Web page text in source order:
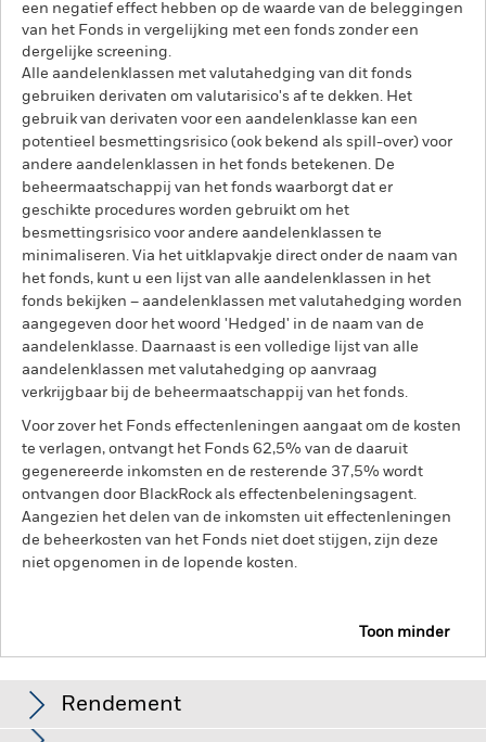
een negatief effect hebben op de waarde van de beleggingen
van het Fonds in vergelijking met een fonds zonder een
dergelijke screening.
Alle aandelenklassen met valutahedging van dit fonds
gebruiken derivaten om valutarisico's af te dekken. Het
gebruik van derivaten voor een aandelenklasse kan een
potentieel besmettingsrisico (ook bekend als spill-over) voor
andere aandelenklassen in het fonds betekenen. De
beheermaatschappij van het fonds waarborgt dat er
geschikte procedures worden gebruikt om het
besmettingsrisico voor andere aandelenklassen te
minimaliseren. Via het uitklapvakje direct onder de naam van
het fonds, kunt u een lijst van alle aandelenklassen in het
fonds bekijken – aandelenklassen met valutahedging worden
aangegeven door het woord 'Hedged' in de naam van de
aandelenklasse. Daarnaast is een volledige lijst van alle
aandelenklassen met valutahedging op aanvraag
verkrijgbaar bij de beheermaatschappij van het fonds.
Voor zover het Fonds effectenleningen aangaat om de kosten
te verlagen, ontvangt het Fonds 62,5% van de daaruit
gegenereerde inkomsten en de resterende 37,5% wordt
ontvangen door BlackRock als effectenbeleningsagent.
Aangezien het delen van de inkomsten uit effectenleningen
de beheerkosten van het Fonds niet doet stijgen, zijn deze
niet opgenomen in de lopende kosten.
Toon minder
Rendement